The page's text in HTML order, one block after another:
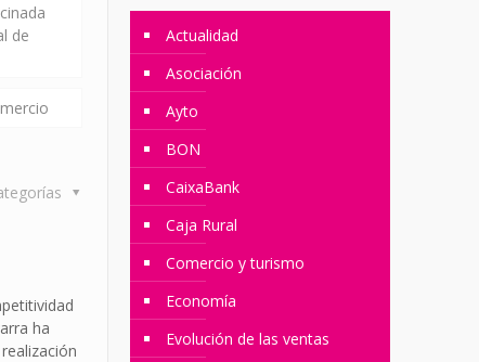
de
ha
Actualidad
Asociación
Ayto
BON
CaixaBank
Caja Rural
Comercio y turismo
Economía
Evolución de las ventas